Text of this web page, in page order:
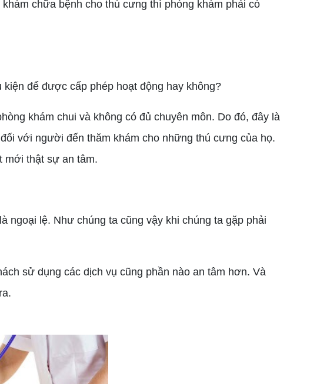
chữa bệnh cho thú cưng thì phòng khám phải có
để được cấp phép hoạt động hay không?
khám chui và không có đủ chuyên môn. Do đó, đây là
với người đến thăm khám cho những thú cưng của họ.
mới thật sự an tâm.
lệ. Như chúng ta cũng vậy khi chúng ta gặp phải
sử dụng các dịch vụ cũng phần nào an tâm hơn. Và